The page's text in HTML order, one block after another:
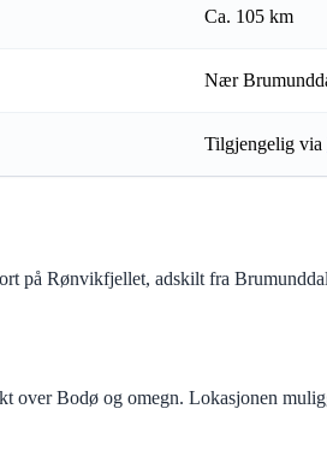
Ca. 105 km
Nær
Tilgjengelig via
på Rønvikfjellet, adskilt fra
over Bodø og omegn. Lokasjonen